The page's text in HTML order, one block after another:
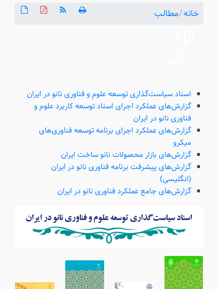
خانه/مطالب
اسناد سیاست‌گذاری توسعه علوم و فناوری نانو در ایران
گزارش‌های عملکرد اجرای اسناد توسعه کاربرد علوم و
فناوری نانو در ایران
گزارش‌های عملکرد اجرای برنامه توسعه فناوری‌های
میکرو
گزارش‌های بازار محصولات نانو ساخت ایران
گزارش‌های پیشرفت برنامه فناوری نانو در ایران
(انگلیسی)
گزارش‌های جامع عملکرد فناوری نانو در ایران